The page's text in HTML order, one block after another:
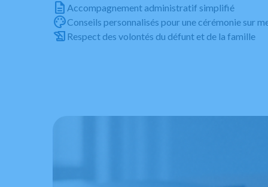
Accompagnement administratif simplifié
Conseils personnalisés pour une cérémonie sur
Respect des volontés du défunt et de la famille